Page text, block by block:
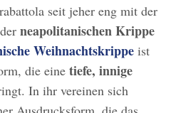
seit jeher eng mit der
neapolitanischen Krippe
Weihnachtskrippe ist
die eine tiefe, innige
In ihr vereinen sich